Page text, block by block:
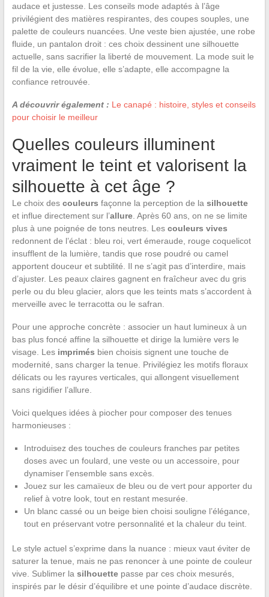
audace et justesse. Les conseils mode adaptés à l’âge
privilégient des matières respirantes, des coupes souples, une
palette de couleurs nuancées. Une veste bien ajustée, une robe
fluide, un pantalon droit : ces choix dessinent une silhouette
actuelle, sans sacrifier la liberté de mouvement. La mode suit le
fil de la vie, elle évolue, elle s’adapte, elle accompagne la
confiance retrouvée.
A découvrir également : Le canapé : histoire, styles et conseils
pour choisir le meilleur
Quelles couleurs illuminent
vraiment le teint et valorisent la
silhouette à cet âge ?
Le choix des couleurs façonne la perception de la silhouette
et influe directement sur l’allure. Après 60 ans, on ne se limite
plus à une poignée de tons neutres. Les couleurs vives
redonnent de l’éclat : bleu roi, vert émeraude, rouge coquelicot
insufflent de la lumière, tandis que rose poudré ou camel
apportent douceur et subtilité. Il ne s’agit pas d’interdire, mais
d’ajuster. Les peaux claires gagnent en fraîcheur avec du gris
perle ou du bleu glacier, alors que les teints mats s’accordent à
merveille avec le terracotta ou le safran.
Pour une approche concrète : associer un haut lumineux à un
bas plus foncé affine la silhouette et dirige la lumière vers le
visage. Les imprimés bien choisis signent une touche de
modernité, sans charger la tenue. Privilégiez les motifs floraux
délicats ou les rayures verticales, qui allongent visuellement
sans rigidifier l’allure.
Voici quelques idées à piocher pour composer des tenues
harmonieuses :
Introduisez des touches de couleurs franches par petites
doses avec un foulard, une veste ou un accessoire, pour
dynamiser l’ensemble sans excès.
Jouez sur les camaïeux de bleu ou de vert pour apporter du
relief à votre look, tout en restant mesurée.
Un blanc cassé ou un beige bien choisi souligne l’élégance,
tout en préservant votre personnalité et la chaleur du teint.
Le style actuel s’exprime dans la nuance : mieux vaut éviter de
saturer la tenue, mais ne pas renoncer à une pointe de couleur
vive. Sublimer la silhouettepasse par ces choix mesurés,
inspirés par le désir d’équilibre et une pointe d’audace discrète.